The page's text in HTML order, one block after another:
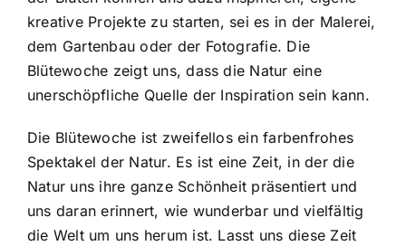
kreative Projekte zu starten, sei es in der Malerei,
dem Gartenbau oder der Fotografie. Die
Blütewoche zeigt uns, dass die Natur eine
unerschöpfliche Quelle der Inspiration sein kann.
Die Blütewoche ist zweifellos ein farbenfrohes
Spektakel der Natur. Es ist eine Zeit, in der die
Natur uns ihre ganze Schönheit präsentiert und
uns daran erinnert, wie wunderbar und vielfältig
die Welt um uns herum ist. Lasst uns diese Zeit